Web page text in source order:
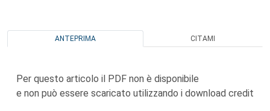
ANTEPRIMA CITAMI
Per questo articolo il PDF non è disponibile
e non può essere scaricato utilizzando i download credit